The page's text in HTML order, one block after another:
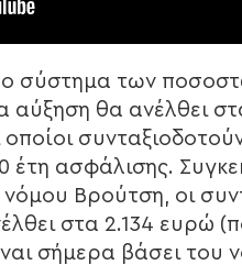
σύστημα των
αύξηση θα ανέλθει
έτη ασφάλισης.
νόμου Βρούτση, οι
στα 2.134 ευρώ
σήμερα βάσει